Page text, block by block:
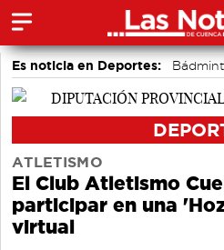
Es noticia en Deportes:
Área de Deportes
ATLETISMO
El Club Atletismo
participar en una
virtual